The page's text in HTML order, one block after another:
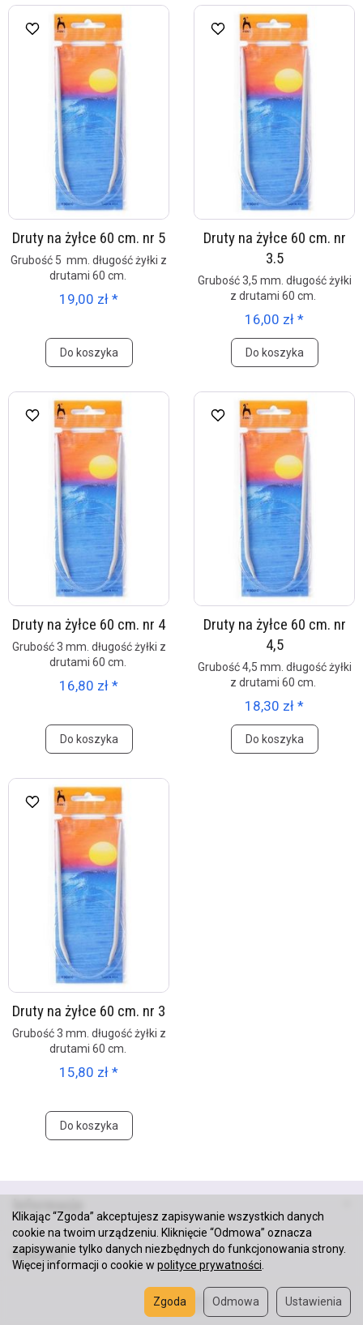
Druty na żyłce 60 cm. nr 5
Grubość 5 mm. długość żyłki z
drutami 60 cm.
19,00 zł *
Do koszyka
Druty na żyłce 60 cm. nr
3.5
Grubość 3,5 mm. długość żyłki
z drutami 60 cm.
16,00 zł *
Do koszyka
Druty na żyłce 60 cm. nr 4
Grubość 3 mm. długość żyłki z
drutami 60 cm.
16,80 zł *
Do koszyka
Druty na żyłce 60 cm. nr
4,5
Grubość 4,5 mm. długość żyłki
z drutami 60 cm.
18,30 zł *
Do koszyka
Druty na żyłce 60 cm. nr 3
Grubość 3 mm. długość żyłki z
drutami 60 cm.
15,80 zł *
Do koszyka
Kontakt
Klikając “Zgoda” akceptujesz zapisywanie wszystkich danych
cookie na twoim urządzeniu. Kliknięcie “Odmowa” oznacza
zapisywanie tylko danych niezbędnych do funkcjonowania strony.
Więcej informacji o cookie w polityce prywatności
Ustawienia
Odmowa
Zgoda